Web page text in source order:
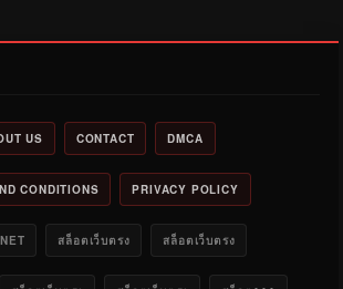
US CONTACT DMCA
CONDITIONS PRIVACY POLICY
สล็อตเว็บตรง สล็อตเว็บตรง